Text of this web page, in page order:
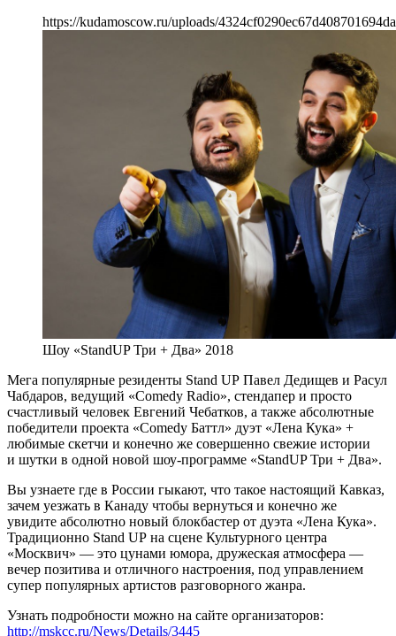
https://kudamoscow.ru/uploads/
Шоу «StandUP Три + Два» 2018
Мега популярные резиденты Stand UP Павел Дедищев и Расул
Чабдаров, ведущий «Comedy Radio», стендапер и просто
счастливый человек Евгений Чебатков, а также абсолютные
победители проекта «Comedy Баттл» дуэт «Лена Кука» +
любимые скетчи и конечно же совершенно свежие истории
и шутки в одной новой шоу-программе «StandUP Три + Два».
Вы узнаете где в России гыкают, что такое настоящий Кавказ,
зачем уезжать в Канаду чтобы вернуться и конечно же
увидите абсолютно новый блокбастер от дуэта «Лена Кука».
Традиционно Stand UP на сцене Культурного центра
«Москвич» — это цунами юмора, дружеская атмосфера —
вечер позитива и отличного настроения, под управлением
супер популярных артистов разговорного жанра.
Узнать подробности можно на сайте организаторов:
http://mskcc.ru/News/Details/3445